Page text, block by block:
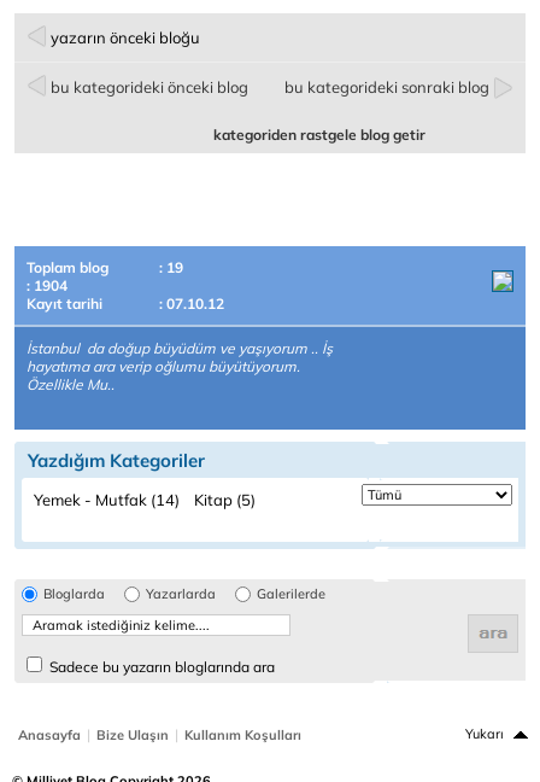
yazarın önceki bloğu
bu kategorideki önceki blog bu kategorideki sonraki blog
kategoriden rastgele blog getir
Toplam blog
: 19
: 1904
Kayıt tarihi
: 07.10.12
İstanbul da doğup büyüdüm ve yaşıyorum .. İş
hayatıma ara verip oğlumu büyütüyorum.
Özellikle Mu..
Yazdığım Kategoriler
Yemek - Mutfak (14) Kitap (5)
Bloglarda Yazarlarda Galerilerde
Sadece bu yazarın bloglarında ara
Anasayfa | Bize Ulaşın | Kullanım Koşulları Yukarı